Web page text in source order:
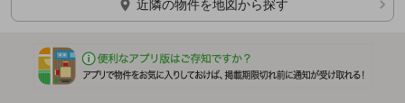
近隣の物件を地図から探す